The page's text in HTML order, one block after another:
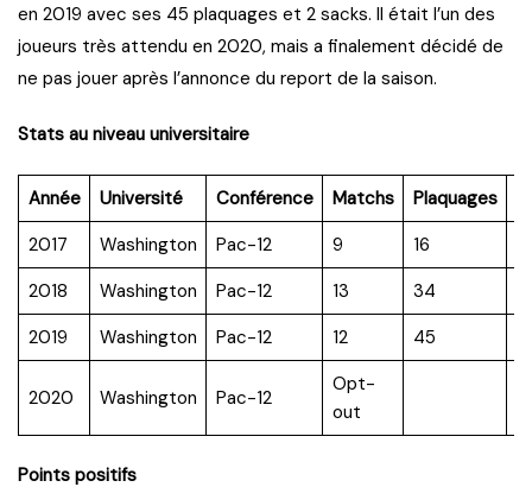
en 2019 avec ses 45 plaquages et 2 sacks. Il était l’un des
joueurs très attendu en 2020, mais a finalement décidé de
ne pas jouer après l’annonce du report de la saison.
Stats au niveau universitaire
Année Université Conférence Matchs Plaquages
2017
Washington Pac-12 9 16
2018
Washington Pac-12 13 34
2019
Washington Pac-12 12 45
2020 Washington Pac-12
Opt-
out
Points positifs